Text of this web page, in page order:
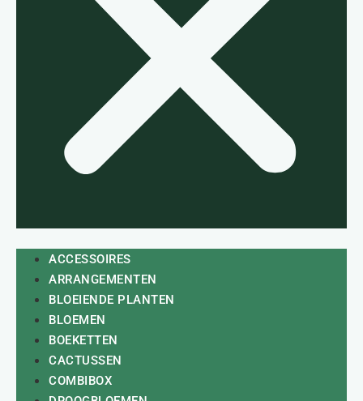
ACCESSOIRES
ARRANGEMENTEN
BLOEIENDE PLANTEN
BLOEMEN
BOEKETTEN
CACTUSSEN
COMBIBOX